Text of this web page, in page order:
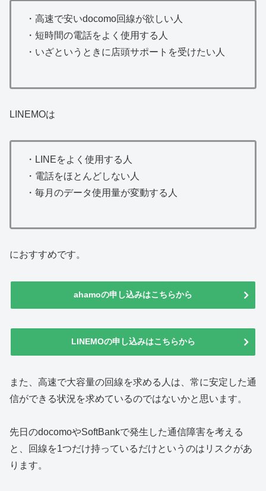
・高速で安いdocomo回線が欲しい人
・短時間の電話をよく使用する人
・いざというときに店頭サポートを受けたい人
LINEMOは
・LINEをよく使用する人
・電話をほとんどしない人
・毎月のデータ使用量が変動する人
におすすめです。
ahamoの申し込みはこちらから
LINEMOの申し込みはこちらから
また、高速で大容量の回線を求める人は、常に安定した通
信ができる状況を求めているのではないかと思います。
先日のdocomoやSoftBankで発生した通信障害を考える
と、回線を1つだけ持っているだけというのはリスクがあ
ります。